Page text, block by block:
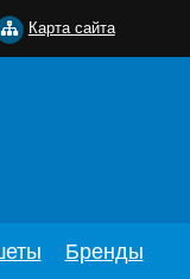
Бренды
Карта сайта